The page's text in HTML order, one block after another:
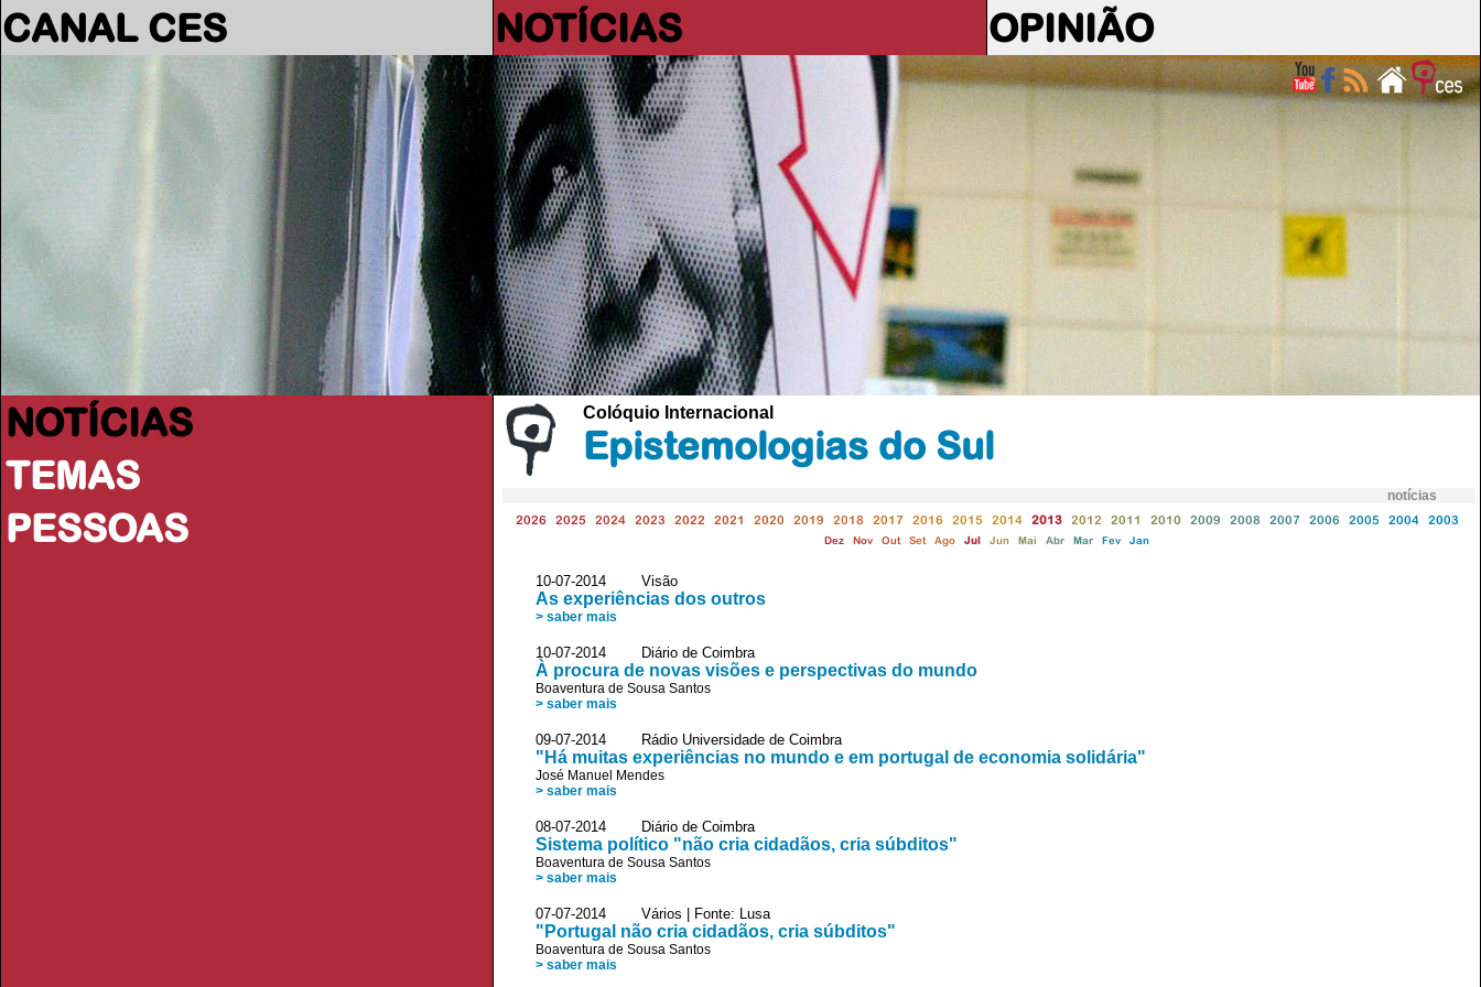
CANAL CES NOTÍCIAS OPINIÃO
NOTÍCIAS
TEMAS
PESSOAS
Colóquio Internacional
Epistemologias do Sul
notícias
2026 2025 2024 2023 2022 2021 2020 2019 2018 2017 2016 2015 2014 2013 2012 2011 2010 2009 2008 2007 2006 2005 2004 2003
Dez Nov Out Set Ago Jul Jun Mai Abr Mar Fev Jan
10-07-2014 Visão
As experiências dos outros
> saber mais
10-07-2014 Diário de Coimbra
À procura de novas visões e perspectivas do mundo
Boaventura de Sousa Santos
> saber mais
09-07-2014 Rádio Universidade de Coimbra
"Há muitas experiências no mundo e em portugal de economia solidária"
José Manuel Mendes
> saber mais
08-07-2014 Diário de Coimbra
Sistema político "não cria cidadãos, cria súbditos"
Boaventura de Sousa Santos
> saber mais
07-07-2014 Vários | Fonte: Lusa
"Portugal não cria cidadãos, cria súbditos"
Boaventura de Sousa Santos
> saber mais